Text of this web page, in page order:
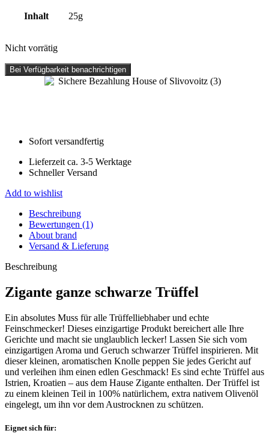
Inhalt 25g
Nicht vorrätig
Bei Verfügbarkeit benachrichtigen
Sofort versandfertig
Lieferzeit ca. 3-5 Werktage
Schneller Versand
Add to wishlist
Beschreibung
Bewertungen (1)
About brand
Versand & Lieferung
Beschreibung
Zigante ganze schwarze Trüffel
Ein absolutes Muss für alle Trüffelliebhaber und echte
Feinschmecker! Dieses einzigartige Produkt bereichert alle Ihre
Gerichte und macht sie unglaublich lecker! Lassen Sie sich vom
einzigartigen Aroma und Geruch schwarzer Trüffel inspirieren. Mit
dieser kleinen, aromatischen Knolle peppen Sie jedes Gericht auf
und verleihen ihm einen edlen Geschmack! Es sind echte Trüffel aus
Istrien, Kroatien – aus dem Hause Zigante enthalten. Der Trüffel ist
zu einem kleinen Teil in 100% natürlichem, extra nativem Olivenöl
eingelegt, um ihn vor dem Austrocknen zu schützen.
Eignet sich für: